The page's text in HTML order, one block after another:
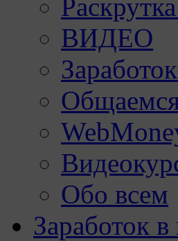
ВИДЕО
Обо всем
Заработок в